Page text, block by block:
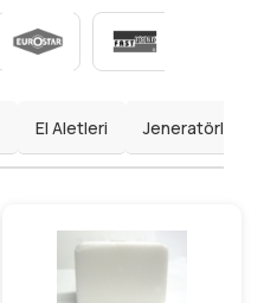
El Aletleri Jeneratörler